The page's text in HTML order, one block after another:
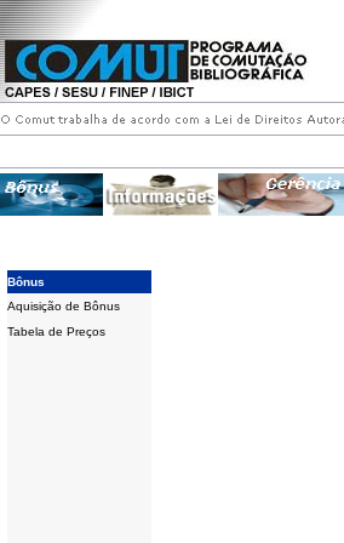
Bônus
Aquisição de Bônus
Tabela de Preços